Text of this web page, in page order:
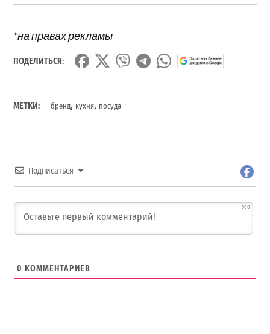
*на правах рекламы
ПОДЕЛИТЬСЯ:
МЕТКИ: бренд, кухня, посуда
Подписаться
500
0 КОММЕНТАРИЕВ